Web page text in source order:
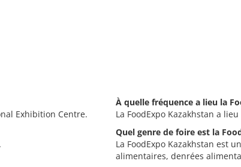
Exhibition Centre.
À quelle fréquence a lieu la
La FoodExpo Kazakhstan a
Quel genre de foire est la
La FoodExpo Kazakhstan est
alimentaires, denrées